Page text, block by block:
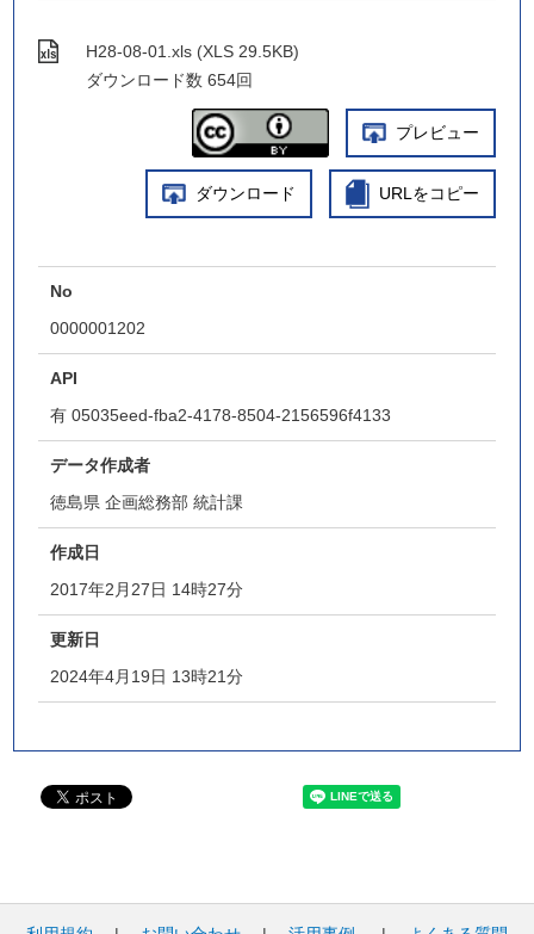
H28-08-01.xls (XLS 29.5KB)
ダウンロード数 654回
プレビュー
ダウンロード URLをコピー
No
0000001202
API
有 05035eed-fba2-4178-8504-2156596f4133
データ作成者
徳島県 企画総務部 統計課
作成日
2017年2月27日 14時27分
更新日
2024年4月19日 13時21分